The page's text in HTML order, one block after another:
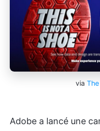
via
Adobe a lancé une